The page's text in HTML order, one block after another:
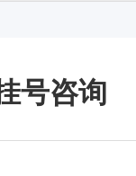
号咨询